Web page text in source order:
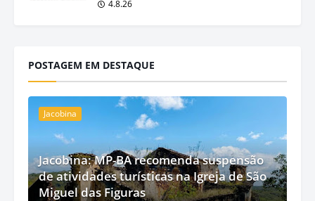
4.8.26
POSTAGEM EM DESTAQUE
Jacobina
Jacobina: MP-BA recomenda suspensão
de atividades turísticas na Igreja de São
Miguel das Figuras